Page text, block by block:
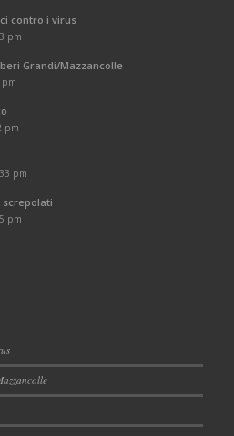
contro i virus
pm
Grandi/Mazzancolle
pm
pm
pm
screpolati
pm